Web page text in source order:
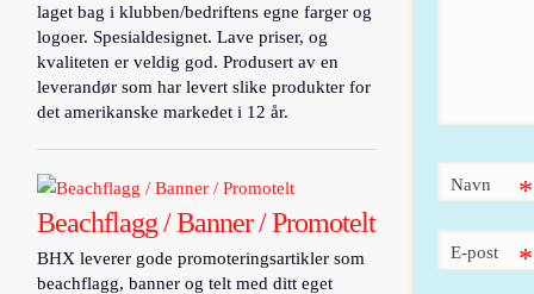
Navn *
E-post *
laget bag i klubben/bedriftens egne farger og
logoer. Spesialdesignet. Lave priser, og
kvaliteten er veldig god. Produsert av en
leverandør som har levert slike produkter for
det amerikanske markedet i 12 år.
Beachflagg / Banner / Promotelt
BHX leverer gode promoteringsartikler som
beachflagg, banner og telt med ditt eget